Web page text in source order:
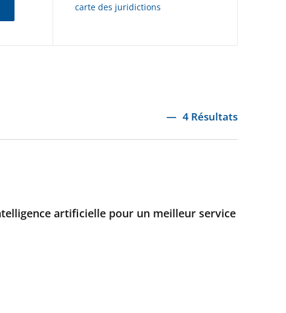
carte des juridictions
4 Résultats
artificielle pour un meilleur service